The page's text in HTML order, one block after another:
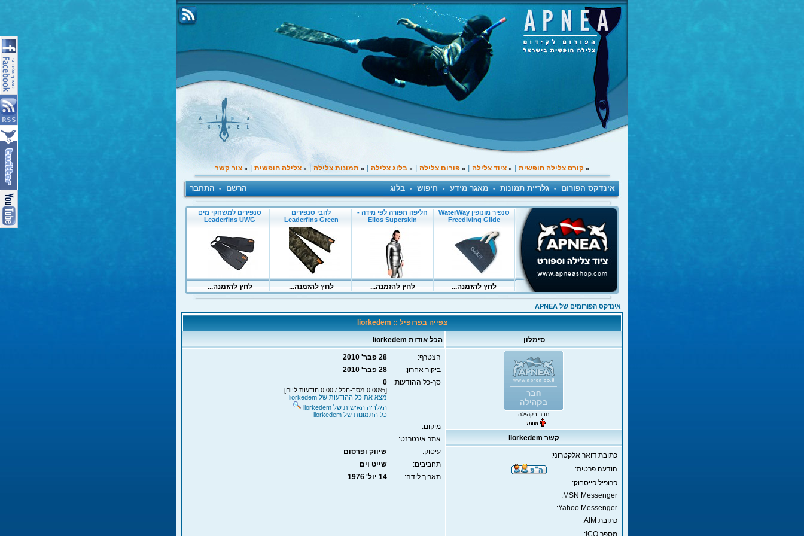
» קורס צלילה חופשית » ציוד צלילה » פורום צלילה » בלוג צלילה » תמונות צלילה » צלילה חופשית » צור קשר
אינדקס הפורום • גלריית תמונות • מאגר מידע • חיפוש • בלוג הרשם • התחבר
אינדקס הפורומים של APNEA
צפייה בפרופיל :: liorkedem
סימלון הכל אודות liorkedem
חבר בקהילה
הצטרף:
28 פבר' 2010
ביקור אחרון:
28 פבר' 2010
סך-כל ההודעות:
0
[0.00% מסך-הכל / 0.00 הודעות ליום]
מצא את כל ההודעות של liorkedem
הגלריה האישית של liorkedem
כל התמונות של liorkedem
מיקום:
אתר אינטרנט:
עיסוק:
שיווק ופרסום
תחביבים:
שייט וים
תאריך לידה:
14 יול' 1976
קשר liorkedem
כתובת דואר אלקטרוני:
הודעה פרטית:
פרופיל פייסבוק:
MSN Messenger:
Yahoo Messenger:
כתובת AIM:
מספר ICQ: